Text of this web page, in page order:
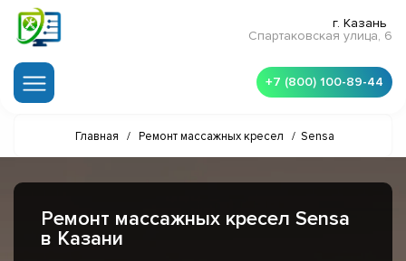
г. Казань
Спартаковская улица, 6
+7 (800) 100-89-44
Главная / Ремонт массажных кресел / Sensa
Ремонт массажных кресел Sensa
в Казани